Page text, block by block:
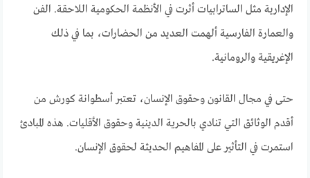
الإدارية مثل الساترابيات أثرت في الأنظمة الحكومية اللاحقة. الفن
والعمارة الفارسية ألهمت العديد من الحضارات، بما في ذلك
الإغريقية والرومانية.
حتى في مجال القانون وحقوق الإنسان، تعتبر أسطوانة كورش من
أقدم الوثائق التي تنادي بالحرية الدينية وحقوق الأقليات. هذه المبادئ
استمرت في التأثير على المفاهيم الحديثة لحقوق الإنسان.